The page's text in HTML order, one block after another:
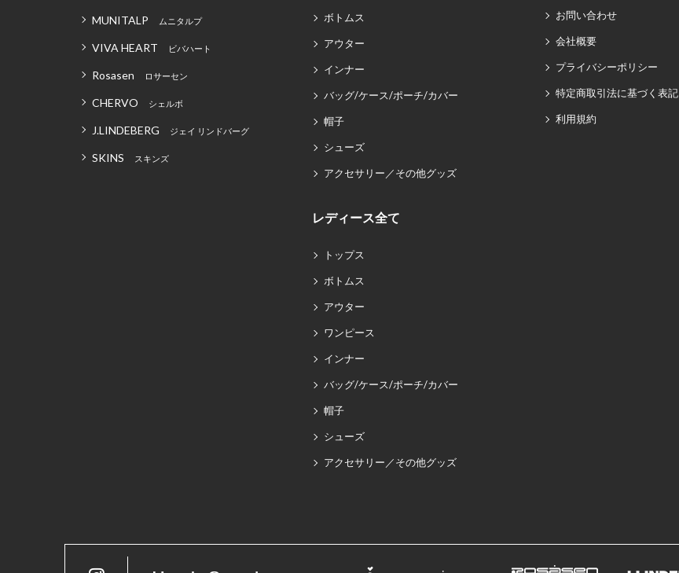
MUNITALP ムニタルプ
VIVA HEART ビバハート
Rosasen ロサーセン
CHERVO シェルボ
J.LINDEBERG ジェイ リンドバーグ
SKINS スキンズ
ボトムス
アウター
インナー
バッグ/ケース/ポーチ/カバー
帽子
シューズ
アクセサリー／その他グッズ
レディース全て
トップス
ボトムス
アウター
ワンピース
インナー
バッグ/ケース/ポーチ/カバー
帽子
シューズ
アクセサリー／その他グッズ
お問い合わせ
会社概要
プライバシーポリシー
特定商取引法に基づく表記
利用規約